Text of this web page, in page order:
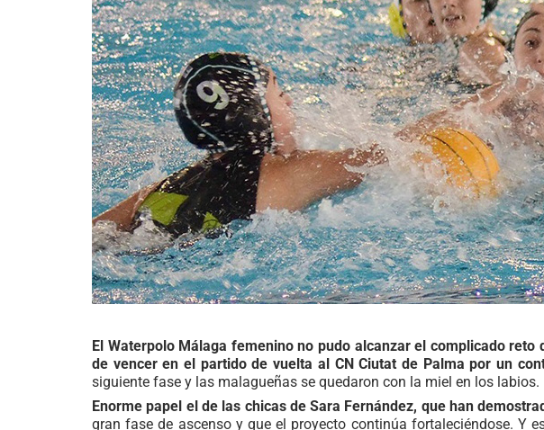
El Waterpolo Málaga femenino no pudo alcanzar el complicado
de vencer en el partido de vuelta al CN Ciutat de Palma por un
siguiente fase y las malagueñas se quedaron con la miel en los labios.
Enorme papel el de las chicas de Sara Fernández, que han
gran fase de ascenso y que el proyecto continúa fortaleciéndose. Y